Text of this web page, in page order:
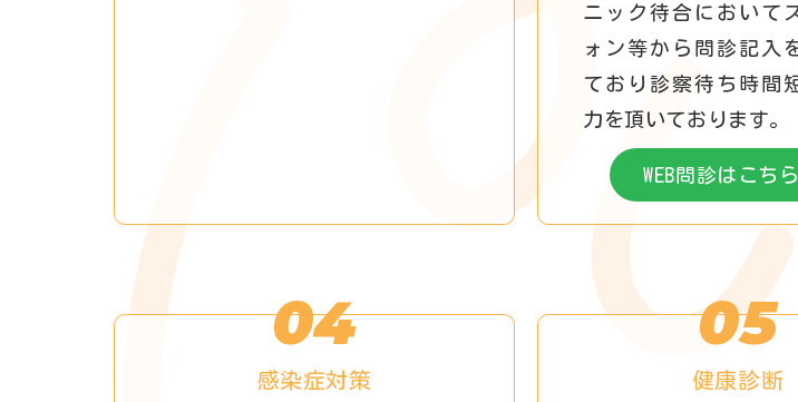
ニック待合において
ォン等から問診記入
ており診察待ち時間
力を頂いております。
WEB問診はこちら
04
感染症対策
05
健康診断